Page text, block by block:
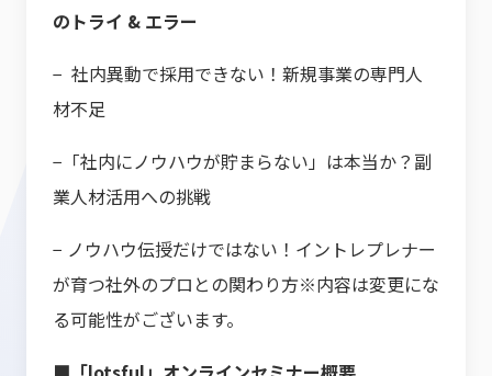
のトライ & エラー
− 社内異動で採用できない！新規事業の専門人
材不足
−「社内にノウハウが貯まらない」は本当か？副
業人材活用への挑戦
− ノウハウ伝授だけではない！イントレプレナー
が育つ社外のプロとの関わり方※内容は変更にな
る可能性がございます。